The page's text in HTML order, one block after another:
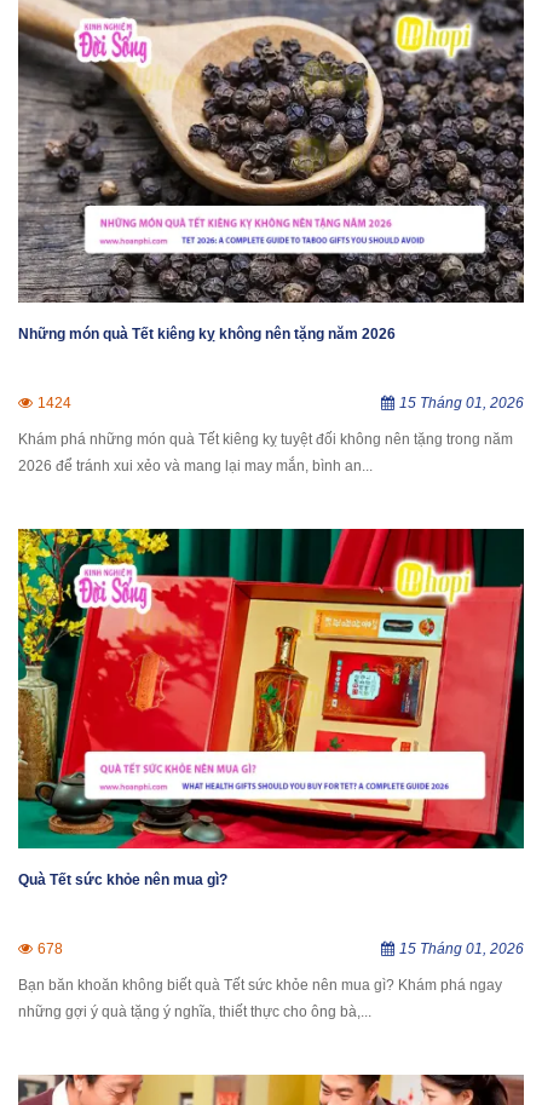
Những món quà Tết kiêng kỵ không nên tặng năm 2026
1424 15 Tháng 01, 2026
Khám phá những món quà Tết kiêng kỵ tuyệt đối không nên tặng trong năm
2026 để tránh xui xẻo và mang lại may mắn, bình an...
Quà Tết sức khỏe nên mua gì?
678 15 Tháng 01, 2026
Bạn băn khoăn không biết quà Tết sức khỏe nên mua gì? Khám phá ngay
những gợi ý quà tặng ý nghĩa, thiết thực cho ông bà,...